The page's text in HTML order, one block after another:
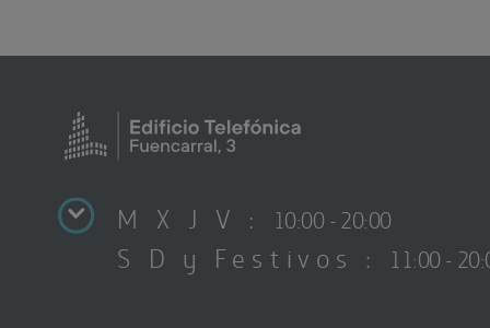
M X J V : 10:00 - 20:00
S D y Festivos : 11:00 -